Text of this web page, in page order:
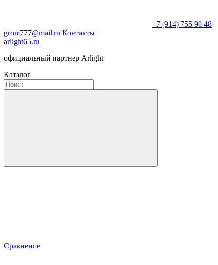
+7 (914) 755 90 48
grom777@mail.ru Контакты
arlight65.ru
официальный партнер Arlight
Каталог
Сравнение